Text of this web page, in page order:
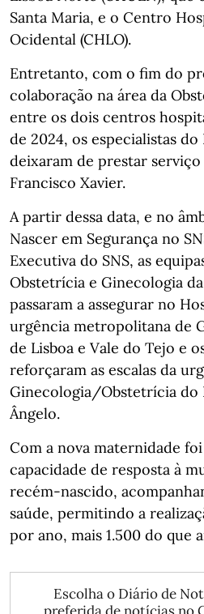
Santa Maria, e o Centro
Ocidental (CHLO).
Entretanto, com o fim do
colaboração na área da
entre os dois centros
de 2024, os especialistas
deixaram de prestar
Francisco Xavier.
A partir dessa data, e no
Nascer em Segurança no
Executiva do SNS, as
Obstetrícia e Ginecologia
passaram a assegurar no
urgência metropolitana de
de Lisboa e Vale do Tejo e
reforçaram as escalas da
Ginecologia/Obstetrícia do
Ângelo.
Com a nova maternidade
capacidade de resposta à
recém-nascido,
saúde, permitindo a
por ano, mais 1.500 do que
Escolha o Diário de
preferida de notícias no